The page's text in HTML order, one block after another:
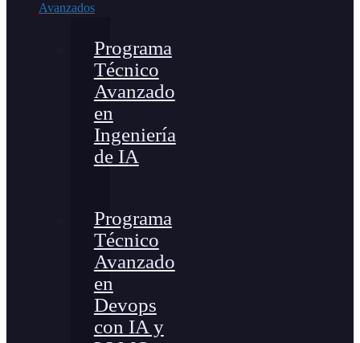
Avanzados
Programa
Técnico
Avanzado
en
Ingeniería
de IA
Programa
Técnico
Avanzado
en
Devops
con IA y